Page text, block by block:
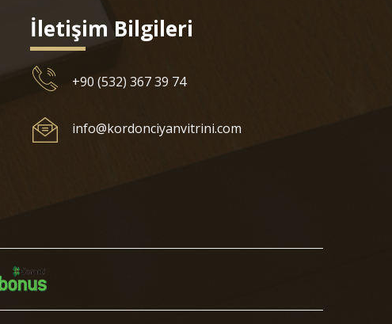
İletişim Bilgileri
+90 (532) 367 39 74
info@kordonciyanvitrini.com